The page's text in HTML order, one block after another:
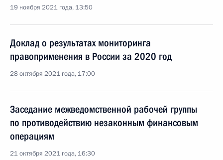
19 ноября 2021 года, 13:50
Доклад о результатах мониторинга
правоприменения в России за 2020 год
28 октября 2021 года, 17:00
Заседание межведомственной рабочей группы
по противодействию незаконным финансовым
операциям
21 октября 2021 года, 16:30